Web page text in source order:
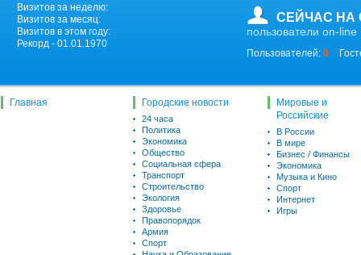
Визитов за неделю:
Визитов за месяц:
Визитов в этом году:
Рекорд - 01.01.1970
СЕЙЧАС НА
пользователи on-line
Пользователей: 0
Главная Городские новости
24 часа
Политика
Экономика
Общество
Социальная сфера
Транспорт
Строительство
Экология
Здоровье
Правопорядок
Армия
Спорт
Мировые и
Российские
В России
В мире
Бизнес / Финансы
Экономика
Музыка и Кино
Спорт
Интернет
Игры